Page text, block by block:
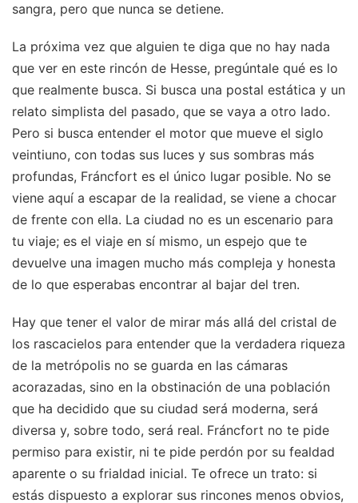
sangra, pero que nunca se detiene.
La próxima vez que alguien te diga que no hay nada
que ver en este rincón de Hesse, pregúntale qué es lo
que realmente busca. Si busca una postal estática y un
relato simplista del pasado, que se vaya a otro lado.
Pero si busca entender el motor que mueve el siglo
veintiuno, con todas sus luces y sus sombras más
profundas, Fráncfort es el único lugar posible. No se
viene aquí a escapar de la realidad, se viene a chocar
de frente con ella. La ciudad no es un escenario para
tu viaje; es el viaje en sí mismo, un espejo que te
devuelve una imagen mucho más compleja y honesta
de lo que esperabas encontrar al bajar del tren.
Hay que tener el valor de mirar más allá del cristal de
los rascacielos para entender que la verdadera riqueza
de la metrópolis no se guarda en las cámaras
acorazadas, sino en la obstinación de una población
que ha decidido que su ciudad será moderna, será
diversa y, sobre todo, será real. Fráncfort no te pide
permiso para existir, ni te pide perdón por su fealdad
aparente o su frialdad inicial. Te ofrece un trato: si
estás dispuesto a explorar sus rincones menos obvios,